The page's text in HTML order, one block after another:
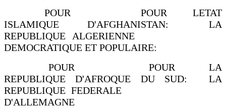
POUR POUR LETAT
ISLAMIQUE D'AFGHANISTAN: LA
REPUBLIQUE ALGERIENNE
DEMOCRATIQUE ET POPULAIRE:
POUR POUR LA
REPUBLIQUE D'AFROQUE DU SUD: LA
REPUBLIQUE FEDERALE
D'ALLEMAGNE